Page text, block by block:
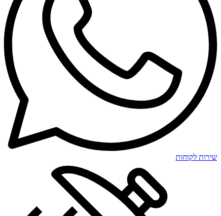
שירות לקוחות